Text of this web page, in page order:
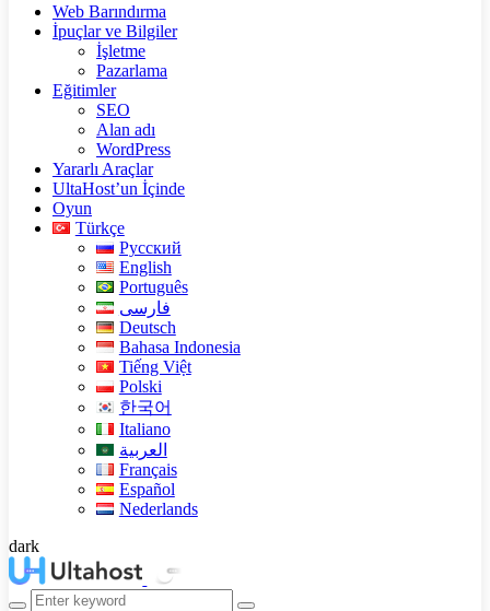
Web Barındırma
İpuçlar ve Bilgiler
İşletme
Pazarlama
Eğitimler
SEO
Alan adı
WordPress
Yararlı Araçlar
UltaHost’un İçinde
Oyun
Türkçe
Русский
English
Português
فارسی
Deutsch
Bahasa Indonesia
Tiếng Việt
Polski
한국어
Italiano
العربية
Français
Español
Nederlands
dark